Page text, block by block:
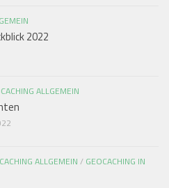
2022
ALLGEMEIN
ALLGEMEIN / GEOCACHING IN